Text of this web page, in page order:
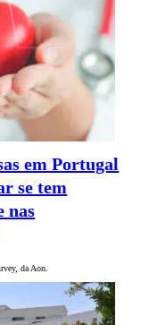
em Portugal
se tem
nas
da Aon.